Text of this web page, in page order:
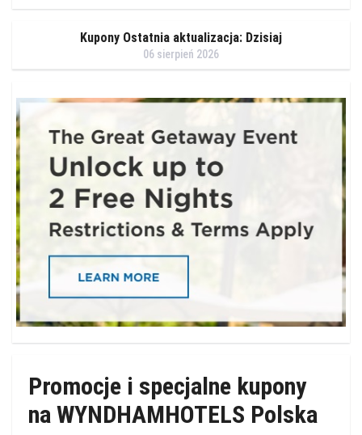
Kupony Ostatnia aktualizacja: Dzisiaj
06 sierpień 2026
Promocje i specjalne kupony
na WYNDHAMHOTELS Polska